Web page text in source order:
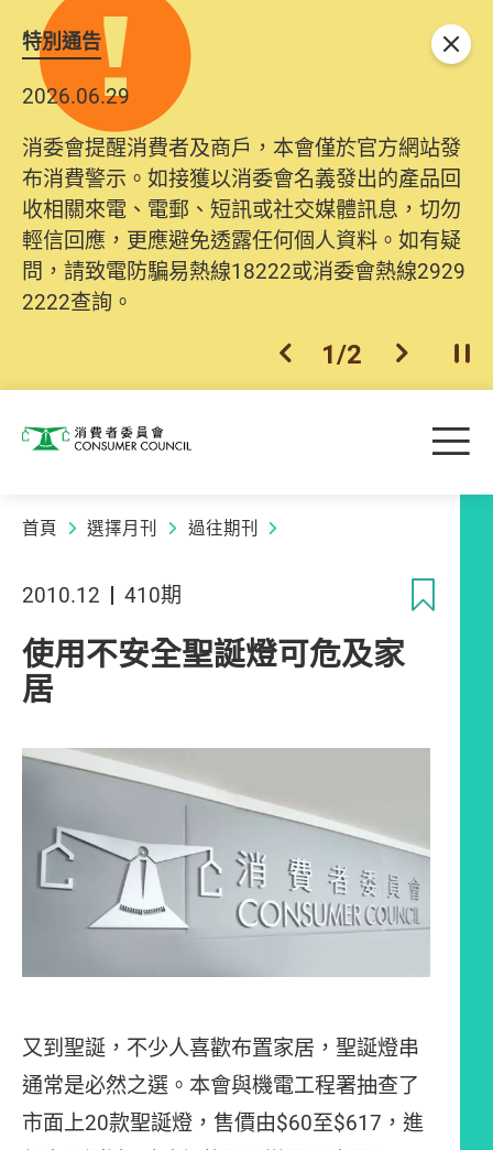
特別通告
2026.06.29
消委會提醒消費者及商戶，本會僅於官方網站發
布消費警示。如接獲以消委會名義發出的產品回
收相關來電、電郵、短訊或社交媒體訊息，切勿
輕信回應，更應避免透露任何個人資料。如有疑
問，請致電防騙易熱線18222或消委會熱線2929
2222查詢。
上一個
1/2 下一個開
關閉
消費者委員會 目
首頁 選擇月刊 過往期刊
2010.12 410期
使用不安全聖誕燈可危及家
居
又到聖誕，不少人喜歡布置家居，聖誕燈串
通常是必然之選。本會與機電工程署抽查了
市面上20款聖誕燈，售價由$60至$617，進